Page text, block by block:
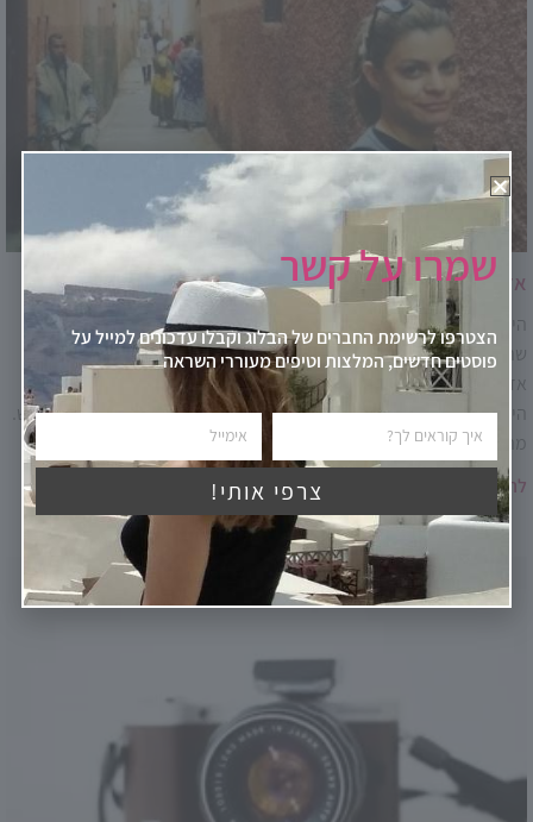
אדום עולה: מרקש, העיר הכי אדומה במרוקו
היא אקזוטית. שילוב של היסטוריה עשירה ומודרניות בלתי צפויה. ברגע
שתיכנסו אליה, תחושו חלק מסצנה של סרטי אלאדין. מרקש, העיר הכי
אדומה במרוקו, היא ולא אחרתלמרקש במרוקו יש הרבה מה להציע:
היסטוריה, שווקים, אוכל, נוף אנושי מרתק ושילוב מיוחד של עולם ישן-חדש.
מה מציעה ה"עיר האדומה" ששובה את ליבם ודימיונם של רבים?
להמשך הפוסט »
שמרו על קשר
הצטרפו לרשימת החברים של הבלוג וקבלו עדכונים למייל על
פוסטים חדשים, המלצות וטיפים מעוררי השראה
צרפי אותי!